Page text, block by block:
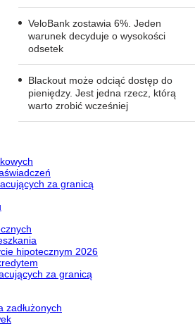
VeloBank zostawia 6%. Jeden
warunek decyduje o wysokości
odsetek
Blackout może odciąć dostęp do
pieniędzy. Jest jedna rzecz, którą
warto zrobić wcześniej
za granicą
hipotecznym 2026
za granicą
zadłużonych